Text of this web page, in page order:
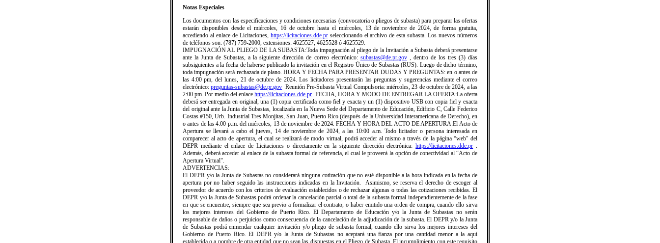
Notas Especiales
Los documentos con las especificaciones y condiciones necesarias (convocatoria o pliegos de subasta) para preparar las ofertas
estarán disponibles desde el miércoles, 16 de octubre hasta el miércoles, 13 de noviembre de 2024, de forma gratuita,
accediendo al enlace de Licitaciones, https://licitaciones.dde.prseleccionando el archivo de esta subasta. Los nuevos números
de teléfonos son: (787) 759-2000, extensiones: 4625527, 4625528 ó 4625529.
IMPUGNACIÓN AL PLIEGO DE LA SUBASTA:Toda impugnación al pliego de la Invitación a Subasta deberá presentarse
ante la Junta de Subastas, a la siguiente dirección de correo electrónico: subastas@de.pr.gov, dentro de los tres (3) días
subsiguientes a la fecha de haberse publicado la invitación en el Registro Único de Subastas (RUS). Luego de dicho término,
toda impugnación será rechazada de plano. HORA Y FECHA PARA PRESENTAR DUDAS Y PREGUNTAS: en o antes de
las 4:00 pm, del lunes, 21 de octubre de 2024. Los licitadores presentarán las preguntas y sugerencias mediante el correo
electrónico:preguntas-subastas@de.pr.gov Reunión Pre-Subasta Virtual Compulsoria: miércoles, 23 de octubre de 2024, a las
2:00 pm. Por medio del enlacehttps://licitaciones.dde.pr FECHA, HORA Y MODO DE ENTREGAR LA OFERTA:La oferta
deberá ser entregada en original, una (1) copia certificada como fiel y exacta y un (1) dispositivo USB con copia fiel y exacta
del original ante la Junta de Subastas, localizada en la Nueva Sede del Departamento de Educación, Edificio C, Calle Federico
Costas #150, Urb. Industrial Tres Monjitas, San Juan, Puerto Rico (después de la Universidad Interamericana de Derecho), en
o antes de las 4:00 p.m. del miércoles, 13 de noviembre de 2024. FECHA Y HORA DEL ACTO DE APERTURA:El Acto de
Apertura se llevará a cabo el jueves, 14 de noviembre de 2024, a las 10:00 a.m. Todo licitador o persona interesada en
comparecer al acto de apertura, el cual se realizará de modo virtual, podrá acceder al mismo a través de la página “web" del
DEPR mediante el enlace de Licitaciones o directamente en la siguiente dirección electrónica:https://licitaciones.dde.pr .
Además, deberá acceder al enlace de la subasta formal de referencia, el cual le proveerá la opción de conectividad al “Acto de
Apertura Virtual".
ADVERTENCIAS:
El DEPR y/o la Junta de Subastas no considerará ninguna cotización que no esté disponible a la hora indicada en la fecha de
apertura por no haber seguido las instrucciones indicadas en la Invitación. Asimismo, se reserva el derecho de escoger al
proveedor de acuerdo con los criterios de evaluación establecidos o de rechazar algunas o todas las cotizaciones recibidas. El
DEPR y/o la Junta de Subastas podrá ordenar la cancelación parcial o total de la subasta formal independientemente de la fase
en que se encuentre, siempre que sea previo a formalizar el contrato, o haber emitido una orden de compra, cuando ello sirva
los mejores intereses del Gobierno de Puerto Rico. El Departamento de Educación y/o la Junta de Subastas no serán
responsable de daños o perjuicios como consecuencia de la cancelación de la adjudicación de la subasta. El DEPR y/o la Junta
de Subastas podrá enmendar cualquier invitación y/o pliego de subasta formal, cuando ello sirva los mejores intereses del
Gobierno de Puerto Rico. El DEPR y/o la Junta de Subastas no aceptará una fianza por una cantidad menor a la aquí
establecida o a nombre de otra entidad que no sean las dispuestas en el Pliego de Subasta. El incumplimiento con este requisito